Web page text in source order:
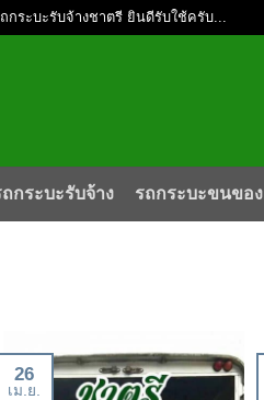
กระบะรับจ้างชาตรี ยินดีรับใช้ครับ...
ถกระบะรับจ้าง รถกระบะขนของ
26
เม.ย.